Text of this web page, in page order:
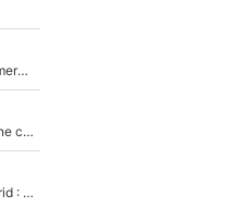
Medina, Rulli, Paixao... ça part dans tous les sens sur le mercato de l'OM : Frank McCourt va enfin récupérer l'argent qu'il attend ?
Sans Ousmane Dembélé et Désiré Doué, le PSG a pris une correction face à Majorque : Luis Enrique attend avec impatience des renforts !
Coup de théâtre en Espagne, Rodri va trahir le Real Madrid : Le Ballon d'Or a choisi de signer au FC Barcelone !